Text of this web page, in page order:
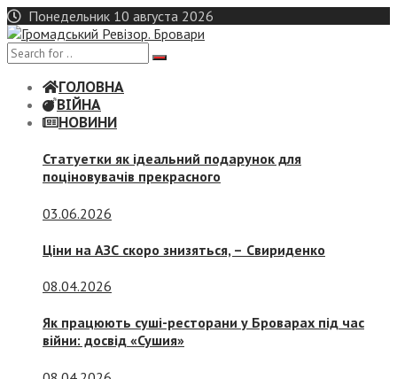
Skip
to
content
Понедельник 10 августа 2026
ГОЛОВНА
ВІЙНА
НОВИНИ
Статуетки як ідеальний подарунок для
поціновувачів прекрасного
03.06.2026
Ціни на АЗС скоро знизяться, – Свириденко
08.04.2026
Як працюють суші-ресторани у Броварах під час
війни: досвід «Сушия»